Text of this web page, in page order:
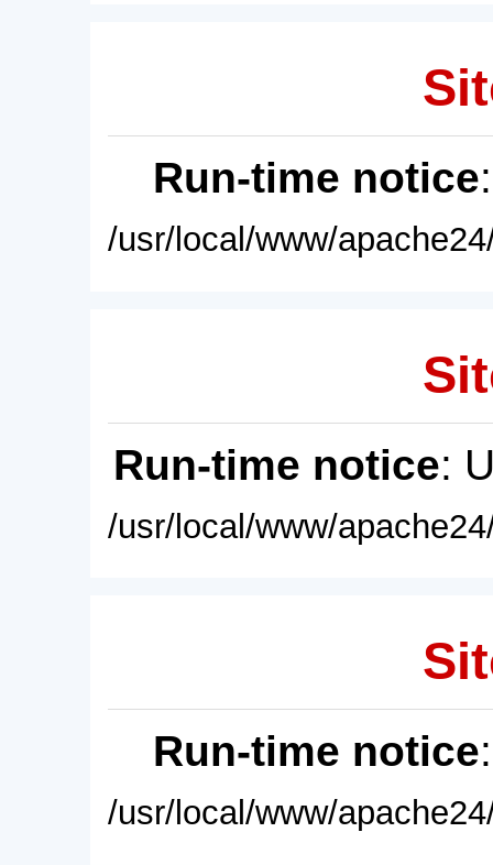
Run-time notice
/usr/local/www/
Run-time notice:
/usr/local/www/
Run-time notice
/usr/local/www/